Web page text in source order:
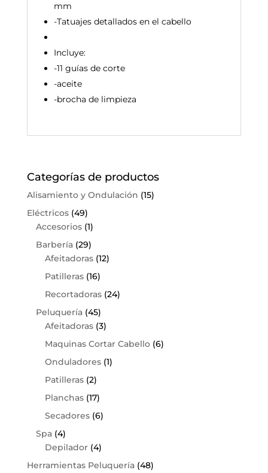
mm
-Tatuajes detallados en el cabello
Incluye:
-11 guías de corte
-aceite
-brocha de limpieza
Categorías de productos
Alisamiento y Ondulación (15)
Eléctricos (49)
Accesorios (1)
Barbería (29)
Afeitadoras (12)
Patilleras (16)
Recortadoras (24)
Peluquería (45)
Afeitadoras (3)
Maquinas Cortar Cabello (6)
Onduladores (1)
Patilleras (2)
Planchas (17)
Secadores (6)
Spa (4)
Depilador (4)
Herramientas Peluquería (48)